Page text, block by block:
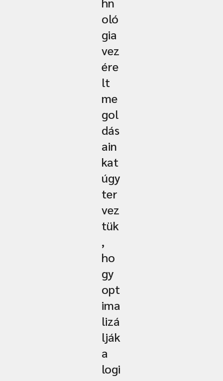
oló
gia
vez
ére
lt
me
gol
dás
ain
kat
úgy
ter
vez
tük
,
ho
gy
opt
ima
lizá
lják
a
logi